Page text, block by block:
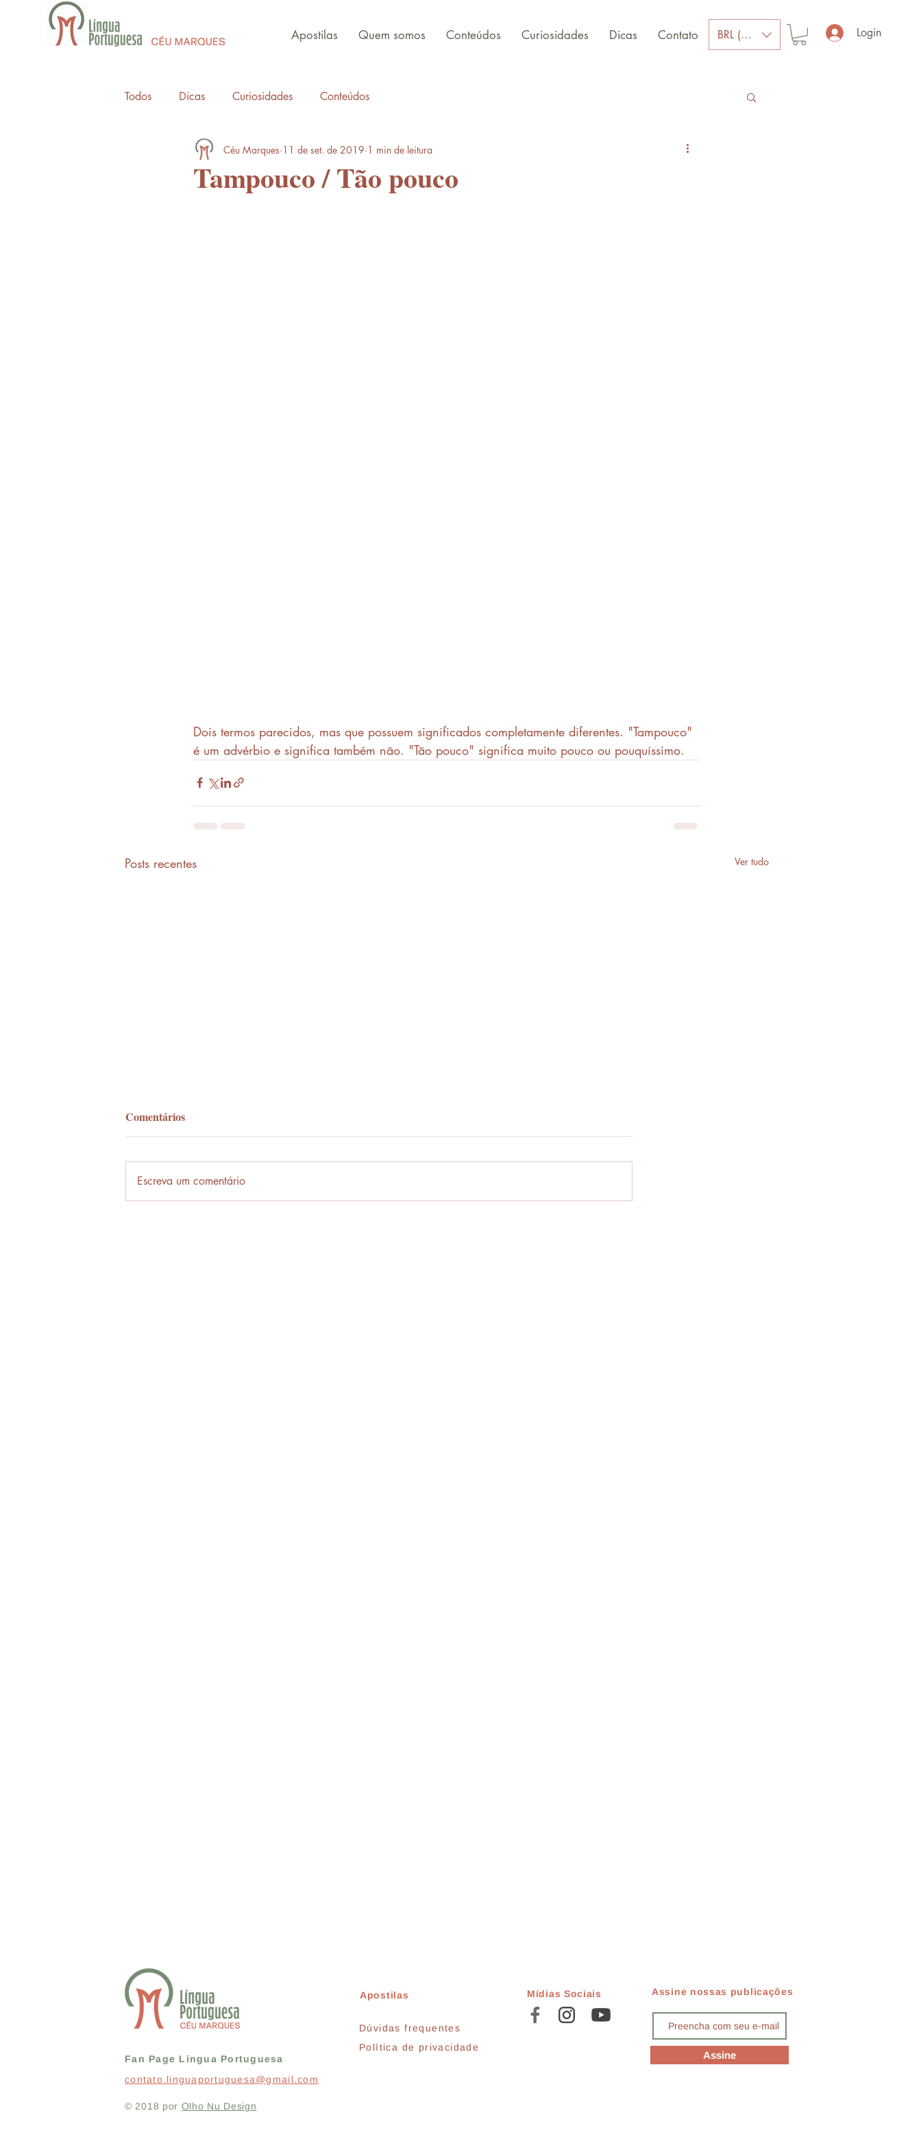
Apostilas Quem somos Conteúdos Curiosidades Dicas Contato BRL (R$) Login
Todos Dicas Curiosidades Conteúdos
Tampouco / Tão pouco
Céu Marques 11 de set. de 2019 1 min de leitura
Dois termos parecidos, mas que possuem significados completamente diferentes. "Tampouco"
é um advérbio e significa também não. "Tão pouco" significa muito pouco ou pouquíssimo.
Posts recentes Ver tudo
Palavra-ônibus
Em frente ou enfrente?
Comentários
Escreva um comentário
Fan Page Língua Portuguesa
contato.linguaportuguesa@gmail.com
Apostilas
Dúvidas frequentes
Política de privacidade
Mídias Sociais Assine nossas publicações
Assine
© 2018 por Olho Nu Design